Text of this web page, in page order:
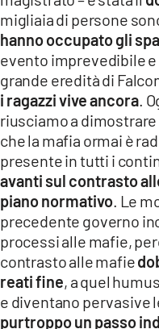
migliaia di persone
hanno occupato gli
evento imprevedibile
grande eredità di
i ragazzi vive ancora.
riusciamo a
che la mafia ormai è
presente in tutti i
avanti sul contrasto
piano normativo. Le
precedente governo
processi alle mafie,
contrasto alle mafie
reati fine, a quel
e diventano pervasive
purtroppo un passo